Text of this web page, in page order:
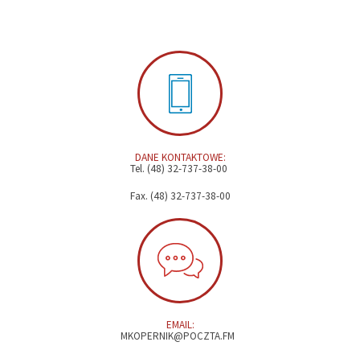
DANE KONTAKTOWE:
Tel. (48) 32-737-38-00
Fax. (48) 32-737-38-00
EMAIL:
MKOPERNIK@POCZTA.FM